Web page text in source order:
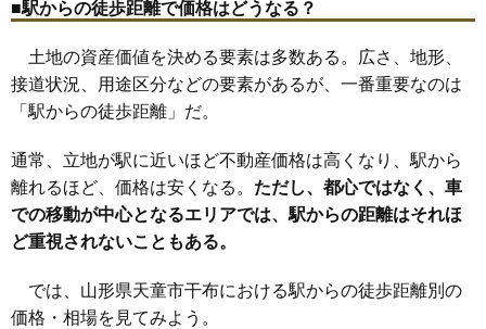
26 東久野本 15万円 1,064万円 7.7%
27 乱川 14万円 1,118万円 12.0%
28 北久野本 14万円 992万円 8.0%
29 久野本
30 長岡 11万円 666万円 14.6%
31 貫津 10万円 754万円 6.9%
32 成生 8.5万円 690万円 11.5%
33 清池 8.3万円
35 奈良沢
■駅からの徒歩距離で価格はどうなる？
土地の資産価値を決める要素は多数ある。広さ、地形、
接道状況、用途区分などの要素があるが、一番重要なのは
「駅からの徒歩距離」だ。
通常、立地が駅に近いほど不動産価格は高くなり、駅から
離れるほど、価格は安くなる。 ただし、都心ではなく、車
での移動が中心となるエリアでは、駅からの距離はそれほ
ど重視されないこともある。
では、山形県天童市干布における駅からの徒歩距離別の
価格・相場を見てみよう。